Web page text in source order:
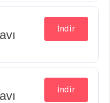
İndir
İndir